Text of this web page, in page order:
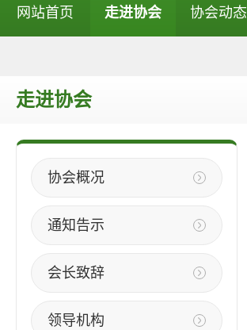
网站首页 走进协会 协会动态
走进协会
协会概况
通知告示
会长致辞
领导机构